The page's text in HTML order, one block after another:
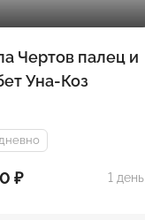
Чертов палец и
Уна-Коз
₽ 1 день